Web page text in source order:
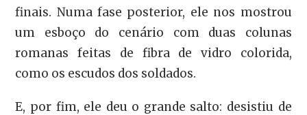
finais. Numa fase posterior, ele nos mostrou
um esboço do cenário com duas colunas
romanas feitas de fibra de vidro colorida,
como os escudos dos soldados.
E, por fim, ele deu o grande salto: desistiu de